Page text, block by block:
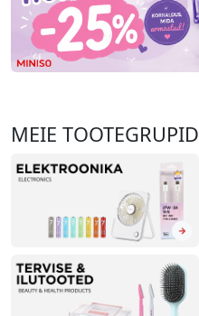
MEIE TOOTEGRUPID